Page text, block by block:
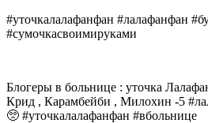
#уточкалалафанфан #лалафанфан
#сумочкасвоимируками
Блогеры в больнице : уточка
Крид , Карамбейби , Милохин -5
🥺 #уточкалалафанфан #вбольнице